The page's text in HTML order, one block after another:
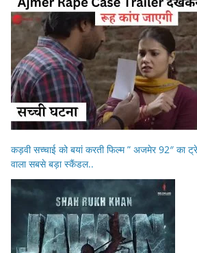
कड़वी सच्चाई को बयां करती फिल्म ” अजमेर 92″ का
वाला सबसे बड़ा स्कैंडल..